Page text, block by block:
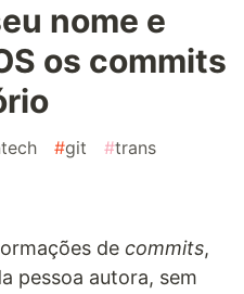
nome e
os commits
#git #trans
de commits,
pessoa autora, sem